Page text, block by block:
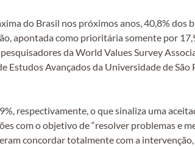
do Brasil nos próximos anos, 40,8% dos
apontada como prioritária somente por
da World Values Survey
Avançados da Universidade de São
respectivamente, o que sinaliza uma
com o objetivo de “resolver problemas e
concordar totalmente com a